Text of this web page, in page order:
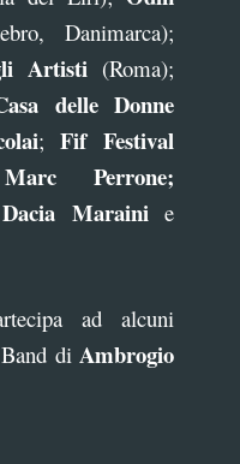
Danimarca);
Artisti (Roma);
delle Donne
;Fif Festival
Marc Perrone;
Dacia Marainie
ad alcuni
di Ambrogio